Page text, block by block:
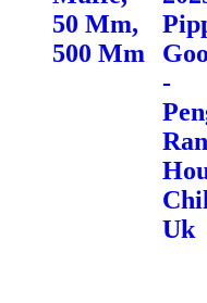
50 Mm,
500 Mm
-
Uk